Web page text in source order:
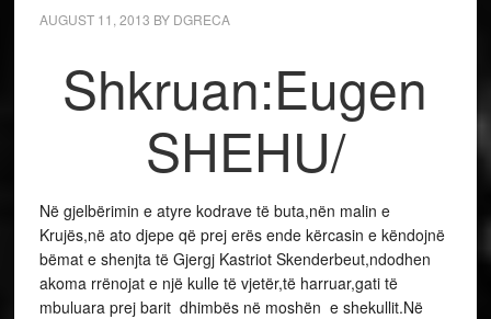
AUGUST 11, 2013 BY DGRECA
Shkruan:Eugen
SHEHU/
Në gjelbërimin e atyre kodrave të buta,nën malin e
Krujës,në ato djepe që prej erës ende kërcasin e këndojnë
bëmat e shenjta të Gjergj Kastriot Skenderbeut,ndodhen
akoma rrënojat e një kulle të vjetër,të harruar,gati të
mbuluara prej barit dhimbës në moshën e shekullit.Në